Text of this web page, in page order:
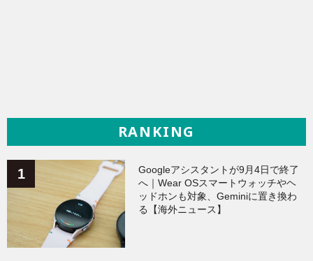
RANKING
Googleアシスタントが9月4日で終了
へ｜Wear OSスマートウォッチやヘ
ッドホンも対象、Geminiに置き換わ
る【海外ニュース】